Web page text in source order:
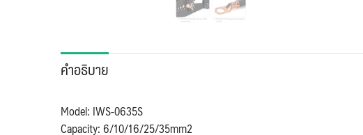
คำอธิบาย
Model: IWS-0635S
Capacity: 6/10/16/25/35mm2